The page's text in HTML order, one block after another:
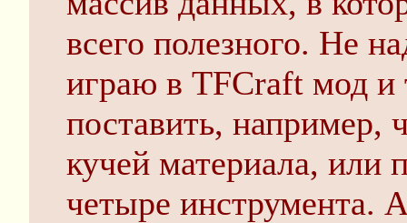
всего полезного. Не
играю в TFCraft мод
поставить, например,
кучей материала, или
четыре инструмента.